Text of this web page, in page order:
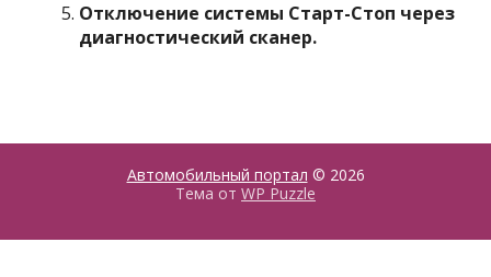
Отключение системы Старт-Стоп через
диагностический сканер.
Автомобильный портал © 2026
Тема от WP Puzzle